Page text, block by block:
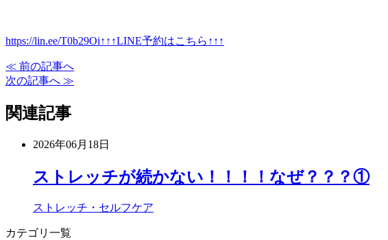
https://lin.ee/T0b29Oi↑↑↑LINE予約はこちら↑↑↑
≪ 前の記事へ
次の記事へ ≫
関連記事
2026年06月18日
ストレッチが続かない！！！！なぜ？？？①
ストレッチ・セルフケア
カテゴリ一覧